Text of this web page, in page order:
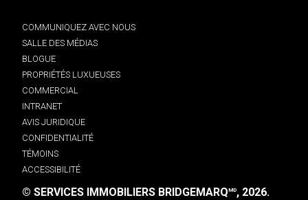
COMMUNIQUEZ AVEC NOUS
SALLE DES MÉDIAS
BLOGUE
PROPRIÉTÉS LUXUEUSES
COMMERCIAL
INTRANET
AVIS JURIDIQUE
CONFIDENTIALITÉ
TÉMOINS
ACCESSIBILITÉ
© SERVICES IMMOBILIERS BRIDGEMARQMD, 2026.